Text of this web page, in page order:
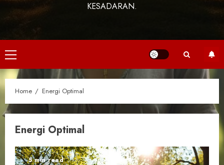
KESADARAN.
Primary
Menu
Home Energi Optimal
Energi Optimal
5 min read